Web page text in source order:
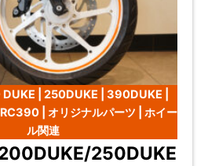
| 250DUKE | 390DUKE |
| オリジナルパーツ | ホイー
ル関連
250DUKE